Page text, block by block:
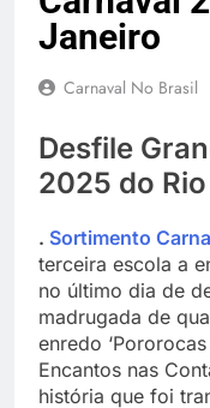
Janeiro
Carnaval No Brasil
Desfile
2025 do
. Sortimento
terceira escola a
no último dia de
madrugada de
enredo
Encantos nas
história que foi